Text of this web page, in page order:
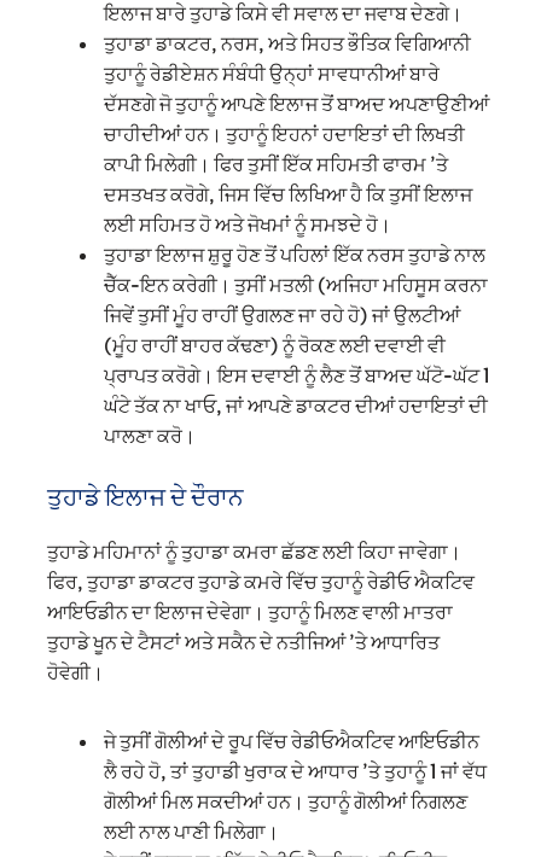
ਇਲਾਜ ਬਾਰੇ ਤੁਹਾਡੇ ਕਿਸੇ ਵੀ ਸਵਾਲ ਦਾ ਜਵਾਬ ਦੇਣਗੇ।
ਤੁਹਾਡਾ ਡਾਕਟਰ, ਨਰਸ, ਅਤੇ ਸਿਹਤ ਭੌਤਿਕ ਵਿਗਿਆਨੀ
ਤੁਹਾਨੂੰ ਰੇਡੀਏਸ਼ਨ ਸੰਬੰਧੀ ਉਨ੍ਹਾਂ ਸਾਵਧਾਨੀਆਂ ਬਾਰੇ
ਦੱਸਣਗੇ ਜੋ ਤੁਹਾਨੂੰ ਆਪਣੇ ਇਲਾਜ ਤੋਂ ਬਾਅਦ ਅਪਣਾਉਣੀਆਂ
ਚਾਹੀਦੀਆਂ ਹਨ। ਤੁਹਾਨੂੰ ਇਹਨਾਂ ਹਦਾਇਤਾਂ ਦੀ ਲਿਖਤੀ
ਕਾਪੀ ਮਿਲੇਗੀ। ਫਿਰ ਤੁਸੀਂ ਇੱਕ ਸਹਿਮਤੀ ਫਾਰਮ ’ਤੇ
ਦਸਤਖਤ ਕਰੋਗੇ, ਜਿਸ ਵਿੱਚ ਲਿਖਿਆ ਹੈ ਕਿ ਤੁਸੀਂ ਇਲਾਜ
ਲਈ ਸਹਿਮਤ ਹੋ ਅਤੇ ਜੋਖਮਾਂ ਨੂੰ ਸਮਝਦੇ ਹੋ।
ਤੁਹਾਡਾ ਇਲਾਜ ਸ਼ੁਰੂ ਹੋਣ ਤੋਂ ਪਹਿਲਾਂ ਇੱਕ ਨਰਸ ਤੁਹਾਡੇ ਨਾਲ
ਚੈੱਕ-ਇਨ ਕਰੇਗੀ। ਤੁਸੀਂ ਮਤਲੀ (ਅਜਿਹਾ ਮਹਿਸੂਸ ਕਰਨਾ
ਜਿਵੇਂ ਤੁਸੀਂ ਮੂੰਹ ਰਾਹੀਂ ਉਗਲਣ ਜਾ ਰਹੇ ਹੋ) ਜਾਂ ਉਲਟੀਆਂ
(ਮੂੰਹ ਰਾਹੀਂ ਬਾਹਰ ਕੱਢਣਾ) ਨੂੰ ਰੋਕਣ ਲਈ ਦਵਾਈ ਵੀ
ਪ੍ਰਾਪਤ ਕਰੋਗੇ। ਇਸ ਦਵਾਈ ਨੂੰ ਲੈਣ ਤੋਂ ਬਾਅਦ ਘੱਟੋ-ਘੱਟ 1
ਘੰਟੇ ਤੱਕ ਨਾ ਖਾਓ, ਜਾਂ ਆਪਣੇ ਡਾਕਟਰ ਦੀਆਂ ਹਦਾਇਤਾਂ ਦੀ
ਪਾਲਣਾ ਕਰੋ।
ਤੁਹਾਡੇ ਇਲਾਜ ਦੇ ਦੌਰਾਨ
ਤੁਹਾਡੇ ਮਹਿਮਾਨਾਂ ਨੂੰ ਤੁਹਾਡਾ ਕਮਰਾ ਛੱਡਣ ਲਈ ਕਿਹਾ ਜਾਵੇਗਾ।
ਫਿਰ, ਤੁਹਾਡਾ ਡਾਕਟਰ ਤੁਹਾਡੇ ਕਮਰੇ ਵਿੱਚ ਤੁਹਾਨੂੰ ਰੇਡੀਓ ਐਕਟਿਵ
ਆਇਓਡੀਨ ਦਾ ਇਲਾਜ ਦੇਵੇਗਾ। ਤੁਹਾਨੂੰ ਮਿਲਣ ਵਾਲੀ ਮਾਤਰਾ
ਤੁਹਾਡੇ ਖੂਨ ਦੇ ਟੈਸਟਾਂ ਅਤੇ ਸਕੈਨ ਦੇ ਨਤੀਜਿਆਂ ’ਤੇ ਆਧਾਰਿਤ
ਹੋਵੇਗੀ।
ਜੇ ਤੁਸੀਂ ਗੋਲੀਆਂ ਦੇ ਰੂਪ ਵਿੱਚ ਰੇਡੀਓਐਕਟਿਵ ਆਇਓਡੀਨ
ਲੈ ਰਹੇ ਹੋ, ਤਾਂ ਤੁਹਾਡੀ ਖੁਰਾਕ ਦੇ ਆਧਾਰ ’ਤੇ ਤੁਹਾਨੂੰ 1 ਜਾਂ ਵੱਧ
ਗੋਲੀਆਂ ਮਿਲ ਸਕਦੀਆਂ ਹਨ। ਤੁਹਾਨੂੰ ਗੋਲੀਆਂ ਨਿਗਲਣ
ਲਈ ਨਾਲ ਪਾਣੀ ਮਿਲੇਗਾ।